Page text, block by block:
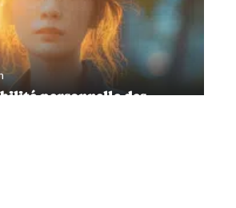
personnelle des